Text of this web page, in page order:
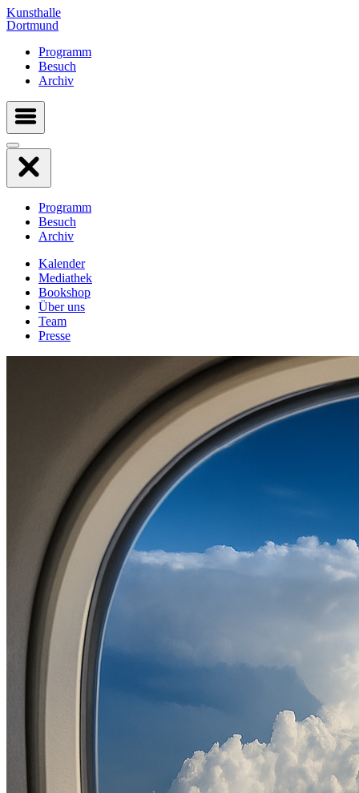
Kunsthalle
Dortmund
Programm
Besuch
Archiv
Programm
Besuch
Archiv
Kalender
Mediathek
Bookshop
Über uns
Team
Presse